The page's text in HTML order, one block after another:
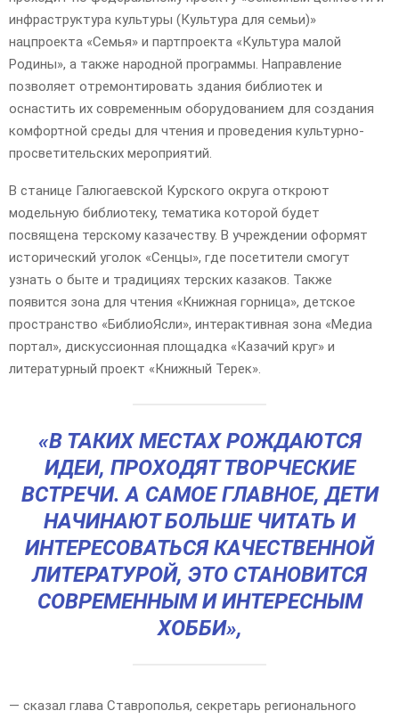
инфраструктура культуры (Культура для семьи)»
нацпроекта «Семья» и партпроекта «Культура малой
Родины», а также народной программы. Направление
позволяет отремонтировать здания библиотек и
оснастить их современным оборудованием для создания
комфортной среды для чтения и проведения культурно-
просветительских мероприятий.
В станице Галюгаевской Курского округа откроют
модельную библиотеку, тематика которой будет
посвящена терскому казачеству. В учреждении оформят
исторический уголок «Сенцы», где посетители смогут
узнать о быте и традициях терских казаков. Также
появится зона для чтения «Книжная горница», детское
пространство «БиблиоЯсли», интерактивная зона «Медиа
портал», дискуссионная площадка «Казачий круг» и
литературный проект «Книжный Терек».
«В ТАКИХ МЕСТАХ РОЖДАЮТСЯ
ИДЕИ, ПРОХОДЯТ ТВОРЧЕСКИЕ
ВСТРЕЧИ. А САМОЕ ГЛАВНОЕ, ДЕТИ
НАЧИНАЮТ БОЛЬШЕ ЧИТАТЬ И
ИНТЕРЕСОВАТЬСЯ КАЧЕСТВЕННОЙ
ЛИТЕРАТУРОЙ, ЭТО СТАНОВИТСЯ
СОВРЕМЕННЫМ И ИНТЕРЕСНЫМ
ХОББИ»,
— сказал глава Ставрополья, секретарь регионального